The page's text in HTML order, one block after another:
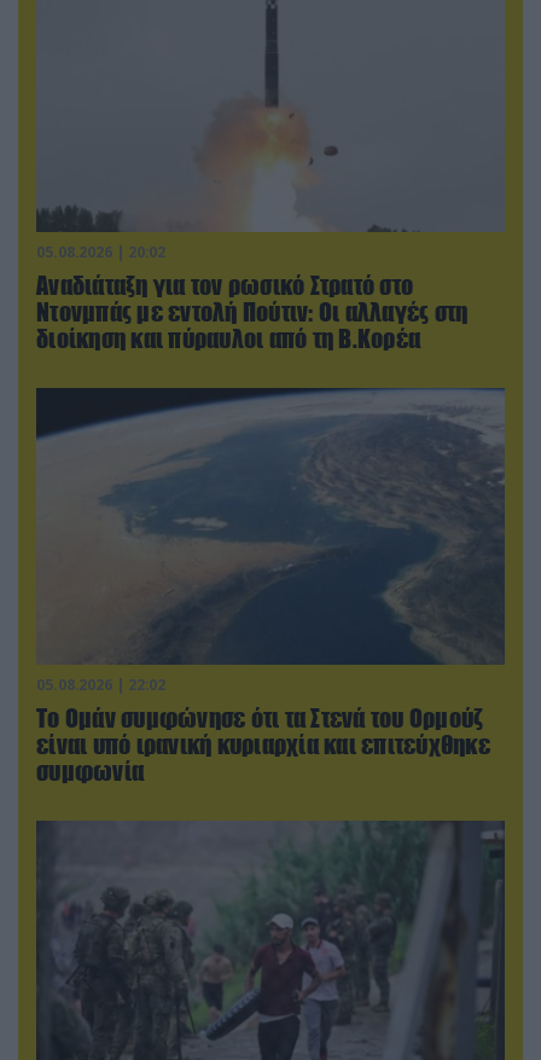
05.08.2026 | 20:02
Αναδιάταξη για τον ρωσικό Στρατό στο
Ντονμπάς με εντολή Πούτιν: Οι αλλαγές στη
διοίκηση και πύραυλοι από τη Β.Κορέα
05.08.2026 | 22:02
Το Ομάν συμφώνησε ότι τα Στενά του Ορμούζ
είναι υπό ιρανική κυριαρχία και επιτεύχθηκε
συμφωνία